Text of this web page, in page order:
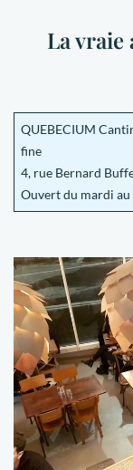
La vraie
QUEBECIUM
fine
4, rue Bernard
Ouvert du mardi au